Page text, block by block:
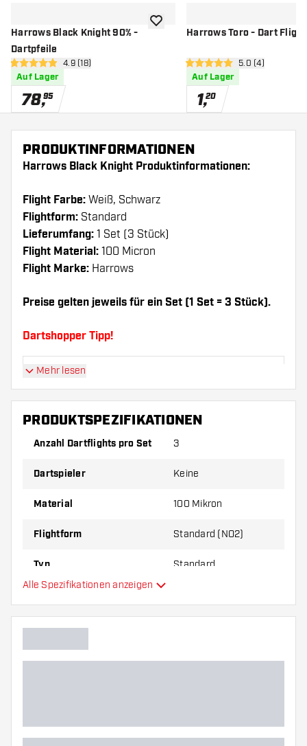
Harrows Black Knight 90% -
Dartpfeile
Bewertungsbereich öffnen
4.9 Bewertungssterne
4.9 (18)
Auf Lager
78,95
Zur Wunschliste hinzufügen
Harrows Toro - Dart
5 Bewertungssterne
5.0 (4)
Auf Lager
1,20
PRODUKTINFORMATIONEN
Harrows Black Knight Produktinformationen:
Flight Farbe: Weiß, Schwarz
Flightform: Standard
Lieferumfang: 1 Set (3 Stück)
Flight Material: 100 Micron
Flight Marke: Harrows
Preise gelten jeweils für ein Set (1 Set = 3 Stück).
Dartshopper Tipp!
Sorgen Sie für genügend Ersatz Flights und
Shafts. Diese können sich durch Gebrauch
Probieren Sie eine andere Form, ein anderes
um herauszufinden, welche Variante am besten
zu Ihnen passt!
Mehr lesen
PRODUKTSPEZIFIKATIONEN
Anzahl Dartflights pro Set 3
Dartspieler Keine
Material 100 Mikron
Flightform Standard (NO2)
Typ Standard
Zusätzliche Farben
Alle Spezifikationen anzeigen